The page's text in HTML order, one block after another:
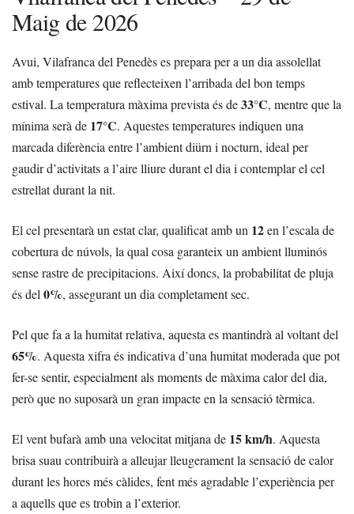
Maig de 2026
Avui, Vilafranca del Penedès es prepara per a un dia assolellat
amb temperatures que reflecteixen l’arribada del bon temps
estival. La temperatura màxima prevista és de33°C, mentre que la
mínima serà de 17°C. Aquestes temperatures indiquen una
marcada diferència entre l’ambient diürn i nocturn, ideal per
gaudir d’activitats a l’aire lliure durant el dia i contemplar el cel
estrellat durant la nit.
El cel presentarà un estat clar, qualificat amb un 12en l’escala de
cobertura de núvols, la qual cosa garanteix un ambient lluminós
sense rastre de precipitacions. Així doncs, la probabilitat de pluja
és del0%, assegurant un dia completament sec.
Pel que fa a la humitat relativa, aquesta es mantindrà al voltant del
65%. Aquesta xifra és indicativa d’una humitat moderada que pot
fer-se sentir, especialment als moments de màxima calor del dia,
però que no suposarà un gran impacte en la sensació tèrmica.
El vent bufarà amb una velocitat mitjana de 15 km/h. Aquesta
brisa suau contribuirà a alleujar lleugerament la sensació de calor
durant les hores més càlides, fent més agradable l’experiència per
a aquells que es trobin a l’exterior.